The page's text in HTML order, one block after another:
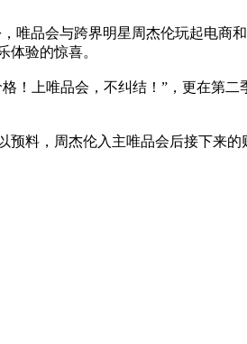
唯品会与跨界明星周杰伦玩起电商
体验的惊喜。
！上唯品会，不纠结！”，更在第
料，周杰伦入主唯品会后接下来